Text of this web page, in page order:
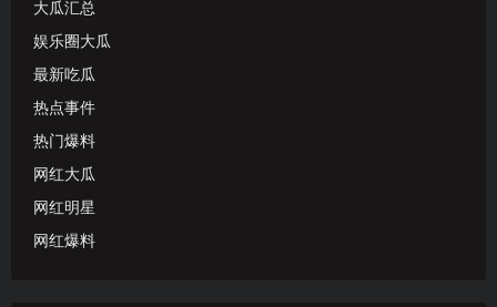
大瓜汇总
娱乐圈大瓜
最新吃瓜
热点事件
热门爆料
网红大瓜
网红明星
网红爆料